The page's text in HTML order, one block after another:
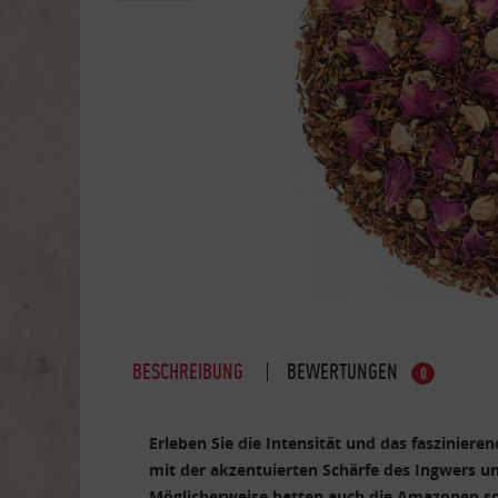
BESCHREIBUNG BEWERTUNGEN 0
Erleben Sie die Intensität und das
mit der akzentuierten Schärfe des Ingwers